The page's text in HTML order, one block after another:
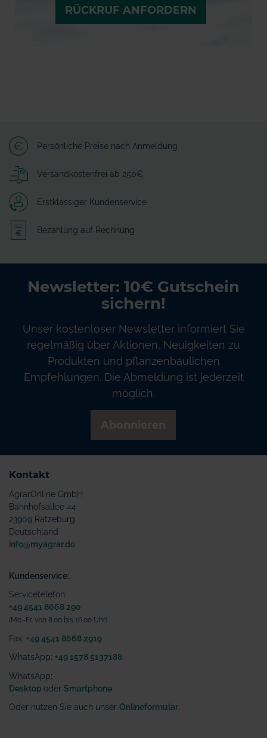
RÜCKRUF ANFORDERN
Persönliche Preise nach Anmeldung
Versandkostenfrei ab 250€
Erstklassiger Kundenservice
Bezahlung auf Rechnung
Newsletter: 10€ Gutschein
sichern!
Unser kostenloser Newsletter informiert Sie
regelmäßig über Aktionen, Neuigkeiten zu
Produkten und pflanzenbaulichen
Empfehlungen. Die Abmeldung ist jederzeit
möglich.
Kontakt
AgrarOnline GmbH
Bahnhofsallee 44
23909 Ratzeburg
Deutschland
info@myagrar.de
Kundenservice:
Servicetelefon:
+49 4541 8668 290
(Mo.-Fr. von 8.00 bis 16.00 Uhr)
Fax: +49 4541 8668 2919
WhatsApp: +49 1578 5137188
WhatsApp:
Desktop oder Smartphone
Oder nutzen Sie auch unser Onlineformular